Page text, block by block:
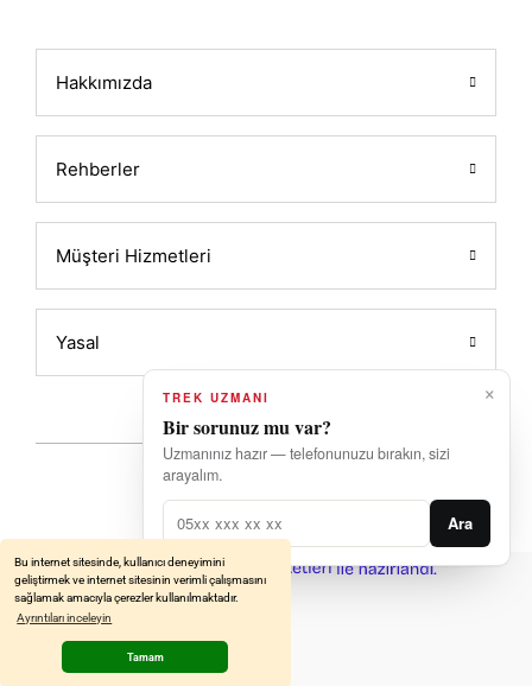
Bu internet sitesinde, kullanıcı deneyimini
geliştirmek ve internet sitesinin verimli çalışmasını
sağlamak amacıyla çerezler kullanılmaktadır.
Ayrıntıları inceleyin
Tamam
Hakkımızda
Rehberler
Müşteri Hizmetleri
Yasal
2026 Powered by ALATIN
ideasoft
e-
ile
×
TREK UZMANI
Bir sorunuz mu var?
Uzmanınız hazır — telefonunuzu bırakın, sizi
arayalım.
Ara